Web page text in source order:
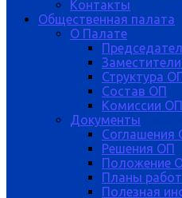
Контакты
Общественная палата
О Палате
Структура
Состав ОП
Комиссии ОП
Документы
Соглашения
Решения ОП
Положение
Планы
Полезная